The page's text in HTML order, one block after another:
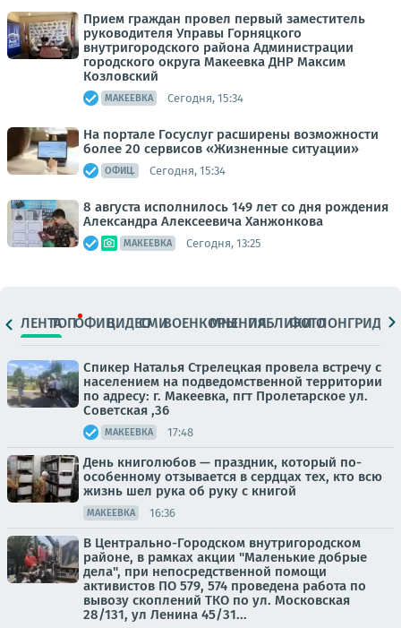
Прием граждан провел первый заместитель
руководителя Управы Горняцкого
внутригородского района Администрации
городского округа Макеевка ДНР Максим
Козловский
МАКЕЕВКА Сегодня, 15:34
На портале Госуслуг расширены возможности
более 20 сервисов «Жизненные ситуации»
ОФИЦ. Сегодня, 15:34
8 августа исполнилось 149 лет со дня рождения
Александра Алексеевича Ханжонкова
МАКЕЕВКА Сегодня, 13:25
ЛЕНТАТОПОФИЦ.ВИДЕОСМИВОЕНКОРЫМНЕНИЯПАБЛИКИ
ФОТОЛОНГРИДЫ
Спикер Наталья Стрелецкая провела встречу с
населением на подведомственной территории
по адресу: г. Макеевка, пгт Пролетарское ул.
Советская ,36
МАКЕЕВКА 17:48
День книголюбов — праздник, который по-
особенному отзывается в сердцах тех, кто всю
жизнь шел рука об руку с книгой
МАКЕЕВКА 16:36
В Центрально-Городском внутригородском
районе, в рамках акции "Маленькие добрые
дела", при непосредственной помощи
активистов ПО 579, 574 проведена работа по
вывозу скоплений ТКО по ул. Московская
28/131, ул Ленина 45/31...